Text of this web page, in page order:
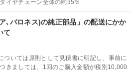
イヤチェーン全体の約35％
､バロネス)の純正部品」の配送にかか
て
ついては原則として見積書に明記し、事前に
きましては、1回のご購入金額が税別10,000